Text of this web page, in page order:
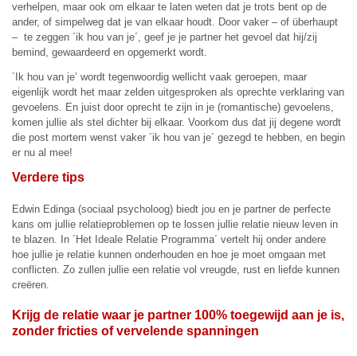
verhelpen, maar ook om elkaar te laten weten dat je trots bent op de
ander, of simpelweg dat je van elkaar houdt. Door vaker – of überhaupt
– te zeggen ´ik hou van je´, geef je je partner het gevoel dat hij/zij
bemind, gewaardeerd en opgemerkt wordt.
´Ik hou van je’ wordt tegenwoordig wellicht vaak geroepen, maar
eigenlijk wordt het maar zelden uitgesproken als oprechte verklaring van
gevoelens. En juist door oprecht te zijn in je (romantische) gevoelens,
komen jullie als stel dichter bij elkaar. Voorkom dus dat jij degene wordt
die post mortem wenst vaker ´ik hou van je´ gezegd te hebben, en begin
er nu al mee!
Verdere tips
Edwin Edinga (sociaal psycholoog) biedt jou en je partner de perfecte
kans om jullie relatieproblemen op te lossen jullie relatie nieuw leven in
te blazen. In ´Het Ideale Relatie Programma´ vertelt hij onder andere
hoe jullie je relatie kunnen onderhouden en hoe je moet omgaan met
conflicten. Zo zullen jullie een relatie vol vreugde, rust en liefde kunnen
creëren.
Krijg de relatie waar je partner 100% toegewijd aan je is,
zonder fricties of vervelende spanningen